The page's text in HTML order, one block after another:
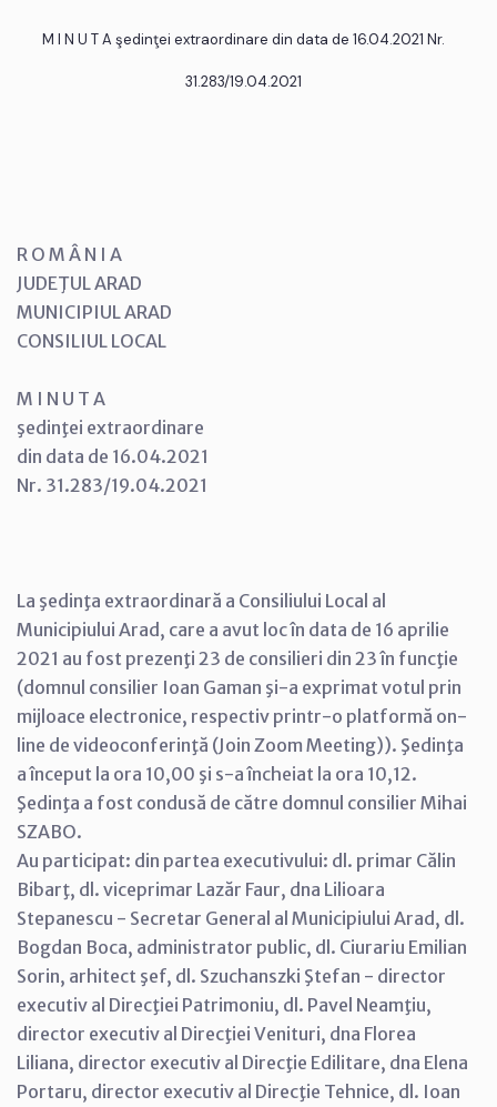
M I N U T A şedinţei extraordinare din data de 16.04.2021 Nr.
31.283/19.04.2021
R O M Â N I A
JUDEŢUL ARAD
MUNICIPIUL ARAD
CONSILIUL LOCAL
M I N U T A
şedinţei extraordinare
din data de 16.04.2021
Nr. 31.283/19.04.2021
La şedinţa extraordinară a Consiliului Local al
Municipiului Arad, care a avut loc în data de 16 aprilie
2021 au fost prezenţi 23 de consilieri din 23 în funcţie
(domnul consilier Ioan Gaman şi-a exprimat votul prin
mijloace electronice, respectiv printr-o platformă on-
line de videoconferinţă (Join Zoom Meeting)). Şedinţa
a început la ora 10,00 şi s-a încheiat la ora 10,12.
Şedinţa a fost condusă de către domnul consilier Mihai
SZABO.
Au participat: din partea executivului: dl. primar Călin
Bibarţ, dl. viceprimar Lazăr Faur, dna Lilioara
Stepanescu - Secretar General al Municipiului Arad, dl.
Bogdan Boca, administrator public, dl. Ciurariu Emilian
Sorin, arhitect şef, dl. Szuchanszki Ştefan - director
executiv al Direcţiei Patrimoniu, dl. Pavel Neamţiu,
director executiv al Direcţiei Venituri, dna Florea
Liliana, director executiv al Direcţie Edilitare, dna Elena
Portaru, director executiv al Direcţie Tehnice, dl. Ioan